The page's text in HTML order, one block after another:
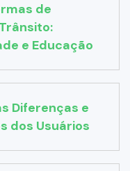
de
e Educação
Diferenças e
dos Usuários